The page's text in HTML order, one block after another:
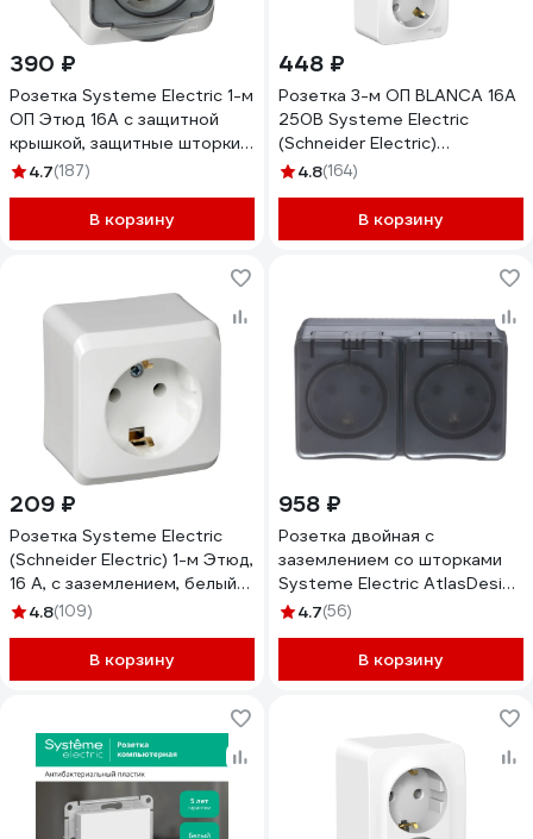
390 ₽
Розетка Systeme Electric 1-м
ОП Этюд 16А с защитной
крышкой, защитные шторки,
с заземлением, IP44, белая
4.7(187)
В корзину
448 ₽
Розетка 3-м ОП BLANCA 16А
250В Systeme Electric
(Schneider Electric)
BLNRA010311
4.8(164)
В корзину
209 ₽
Розетка Systeme Electric
(Schneider Electric) 1-м Этюд,
16 А, с заземлением, белый
PA16-003B
4.8(109)
В корзину
958 ₽
Розетка двойная с
заземлением со шторками
Systeme Electric AtlasDesign
Profi IP54, 16 АХ, 250 В,
Антрацит ATN544026
4.7(56)
В корзину